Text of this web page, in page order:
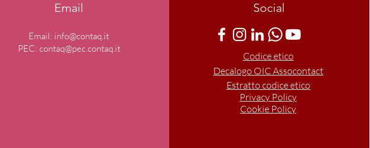
Email
Email: info@contaq.it
PEC: contaq@pec.contaq.it
Social
Codice etico
Decalogo OIC Assocontact
Estratto codice etico
Privacy Policy
Cookie Policy